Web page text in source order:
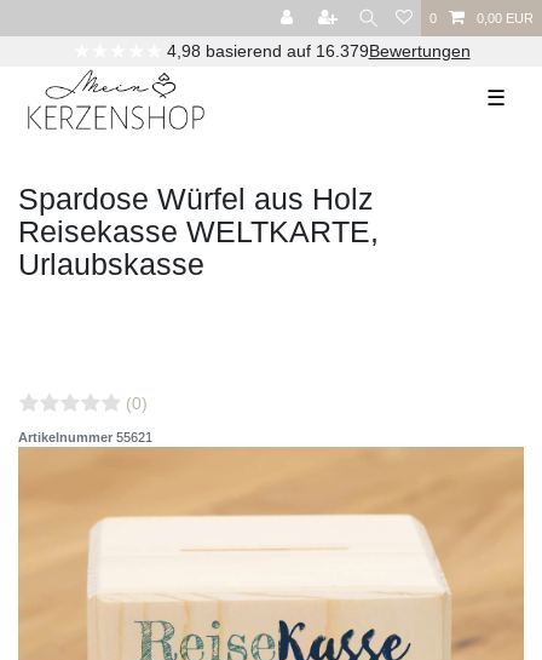
0 0,00 EUR
4,98 basierend auf 16.379Bewertungen
☰
Spardose Würfel aus Holz
Reisekasse WELTKARTE,
Urlaubskasse
(0)
Artikelnummer 55621